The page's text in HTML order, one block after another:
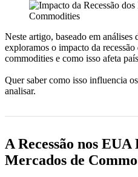
Neste artigo, baseado em análises
exploramos o impacto da
commodities e como isso afeta
Quer saber como isso influencia
analisar.
A Recessão nos
Mercados de